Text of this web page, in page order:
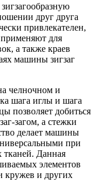
друг друга
привлекателен,
для
а также краев
машины зигзаг
челночном и
шага иглы и шага
позволяет добиться
загом, а стежки
делает машины
при
тканей. Данная
элементов
кружев и других